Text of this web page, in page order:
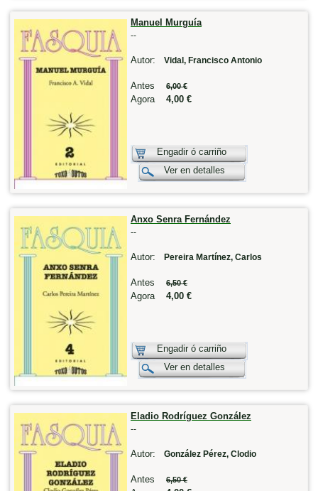
Manuel Murguía
--
Autor: Vidal, Francisco Antonio
Antes 6,00 €
Agora 4,00 €
Engadir ó carriño
Ver en detalles
Anxo Senra Fernández
--
Autor: Pereira Martínez, Carlos
Antes 6,50 €
Agora 4,00 €
Engadir ó carriño
Ver en detalles
Eladio Rodríguez González
--
Autor: González Pérez, Clodio
Antes 6,50 €